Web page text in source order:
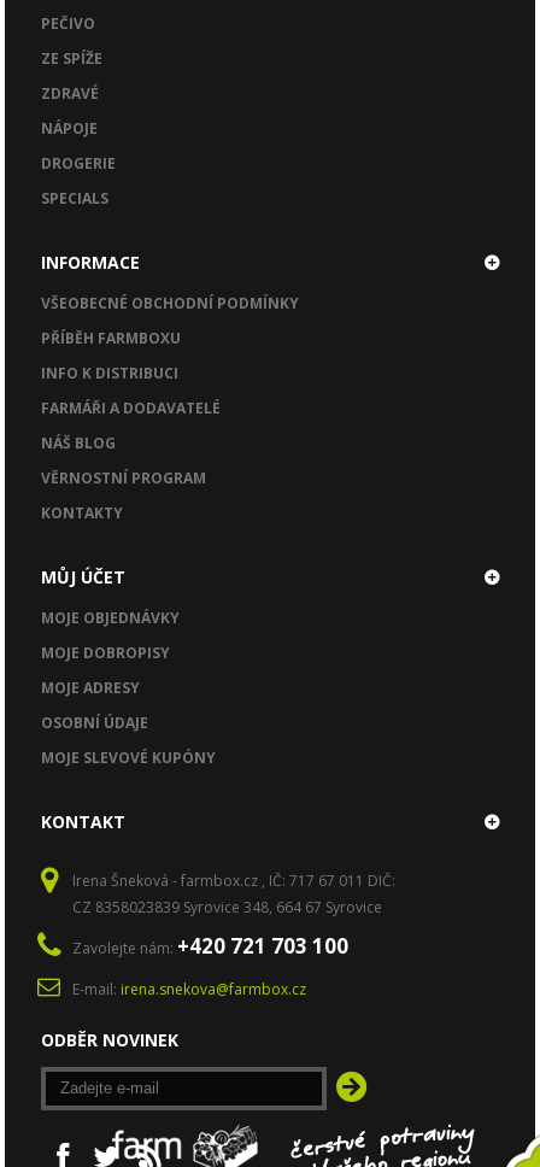
PEČIVO
ZE SPÍŽE
ZDRAVÉ
NÁPOJE
DROGERIE
SPECIALS
INFORMACE
VŠEOBECNÉ OBCHODNÍ PODMÍNKY
PŘÍBĚH FARMBOXU
INFO K DISTRIBUCI
FARMÁŘI A DODAVATELÉ
NÁŠ BLOG
VĚRNOSTNÍ PROGRAM
KONTAKTY
MŮJ ÚČET
MOJE OBJEDNÁVKY
MOJE DOBROPISY
MOJE ADRESY
OSOBNÍ ÚDAJE
MOJE SLEVOVÉ KUPÓNY
KONTAKT
Irena Šneková - farmbox.cz , IČ: 717 67 011 DIČ:
CZ 8358023839 Syrovice 348, 664 67 Syrovice
Zavolejte nám: +420 721 703 100
E-mail: irena.snekova@farmbox.cz
ODBĚR NOVINEK